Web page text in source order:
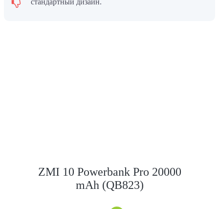
стандартный дизайн.
ZMI 10 Powerbank Pro 20000
mAh (QB823)